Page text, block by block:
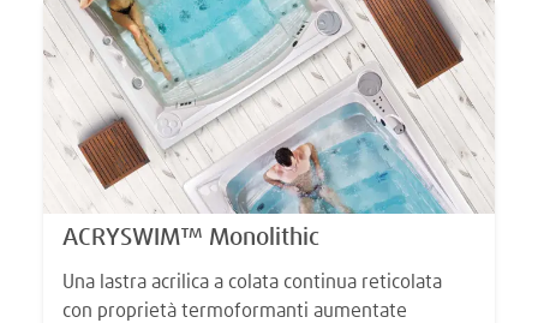
ACRYSWIM™ Monolithic
Una lastra acrilica a colata continua reticolata
con proprietà termoformanti aumentate